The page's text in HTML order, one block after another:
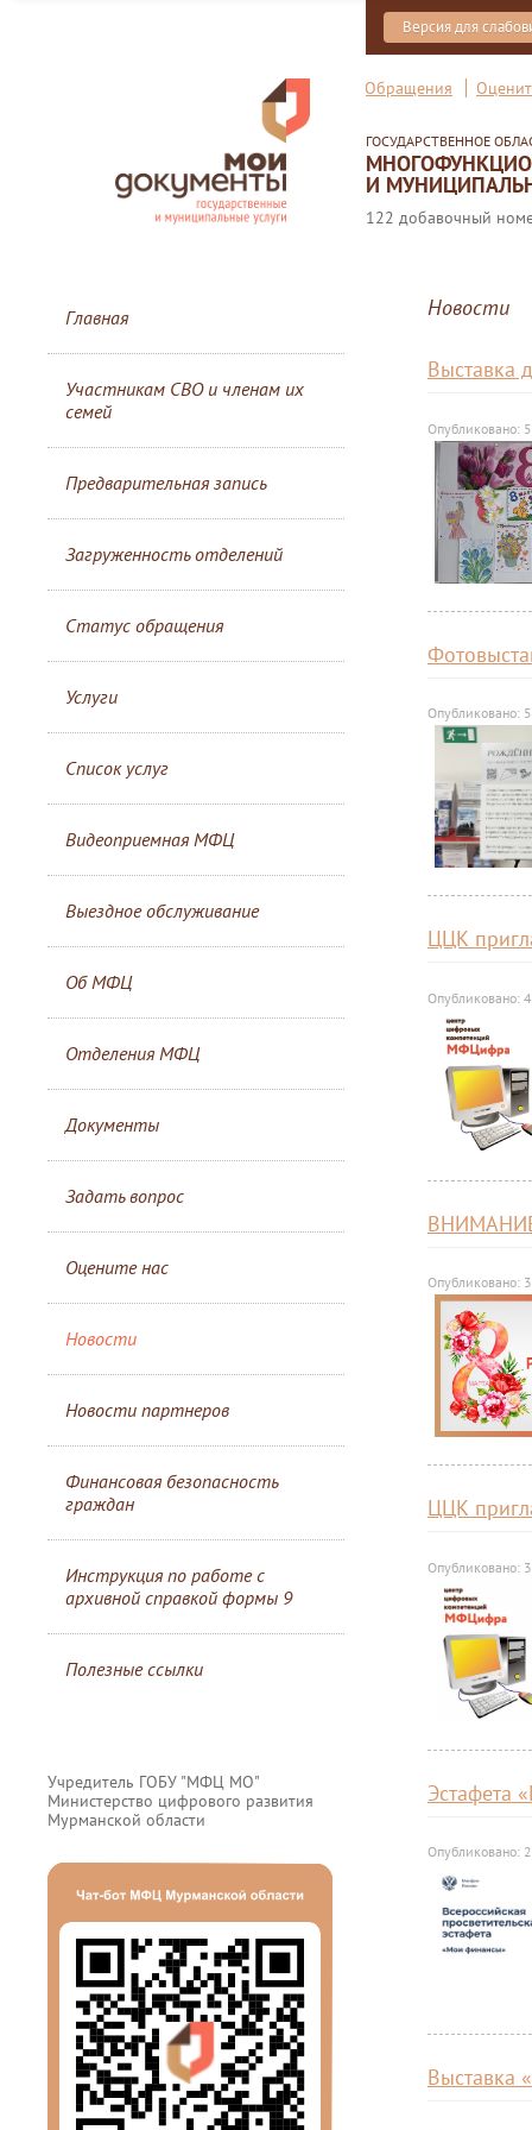
Версия для
Обращения
ГОСУДАРСТВЕННОЕ
И
122 добавочный
Главная
Участникам СВО и членам их
семей
Предварительная запись
Загруженность отделений
Статус обращения
Услуги
Список услуг
Видеоприемная МФЦ
Выездное обслуживание
Об МФЦ
Отделения МФЦ
Документы
Задать вопрос
Оцените нас
Новости
Новости партнеров
Финансовая безопасность
граждан
Инструкция по работе с
архивной справкой формы 9
Полезные ссылки
Учредитель ГОБУ "МФЦ МО"
Министерство цифрового развития
Мурманской области
Новости
Выставка
Опубликовано:
Опубликовано:
ЦЦК
Опубликовано:
Опубликовано:
ЦЦК
Опубликовано:
Эстафета
Опубликовано:
Выставка